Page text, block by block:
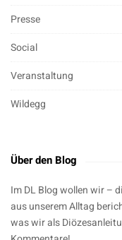
Presse
Social
Veranstaltung
Wildegg
Über den Blog
Im DL Blog wollen wir –
aus unserem Alltag
was wir als